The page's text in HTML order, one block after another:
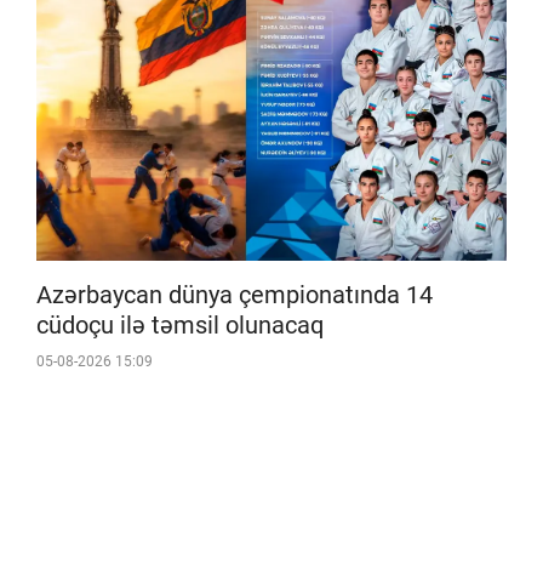
Azərbaycan dünya çempionatında 14
cüdoçu ilə təmsil olunacaq
05-08-2026 15:09